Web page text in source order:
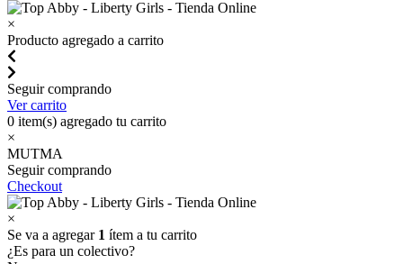
×
Producto agregado a carrito
Seguir comprando
Ver carrito
0 item(s) agregado tu carrito
×
MUTMA
Seguir comprando
Checkout
×
Se va a agregar 1 ítem a tu carrito
¿Es para un colectivo?